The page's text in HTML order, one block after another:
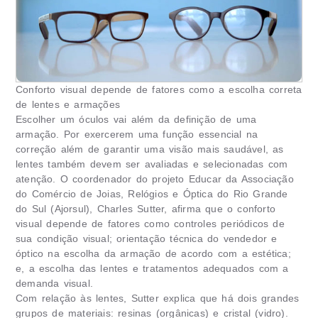
Conforto visual depende de fatores como a escolha correta
de lentes e armações
Escolher um óculos vai além da definição de uma
armação. Por exercerem uma função essencial na
correção além de garantir uma visão mais saudável, as
lentes também devem ser avaliadas e selecionadas com
atenção. O coordenador do projeto Educar da Associação
do Comércio de Joias, Relógios e Óptica do Rio Grande
do Sul (Ajorsul), Charles Sutter, afirma que o conforto
visual depende de fatores como controles periódicos de
sua condição visual; orientação técnica do vendedor e
óptico na escolha da armação de acordo com a estética;
e, a escolha das lentes e tratamentos adequados com a
demanda visual.
Com relação às lentes, Sutter explica que há dois grandes
grupos de materiais: resinas (orgânicas) e cristal (vidro).